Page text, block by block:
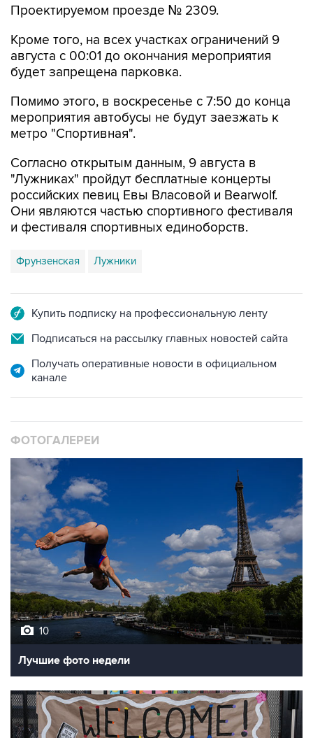
Проектируемом проезде № 2309.
Кроме того, на всех участках ограничений 9
августа с 00:01 до окончания мероприятия
будет запрещена парковка.
Помимо этого, в воскресенье с 7:50 до конца
мероприятия автобусы не будут заезжать к
метро "Спортивная".
Согласно открытым данным, 9 августа в
"Лужниках" пройдут бесплатные концерты
российских певиц Евы Власовой и Bearwolf.
Они являются частью спортивного фестиваля
и фестиваля спортивных единоборств.
Фрунзенская Лужники
Купить подписку на профессиональную ленту
Подписаться на рассылку главных новостей сайта
Получать оперативные новости в официальном
канале
ФОТОГАЛЕРЕИ
10
Лучшие фото недели